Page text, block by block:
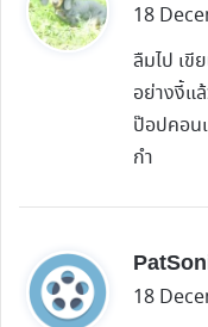
18
ลืมไป เขี
อย่างงี้แ
ป๊อปคอน
กำ
18